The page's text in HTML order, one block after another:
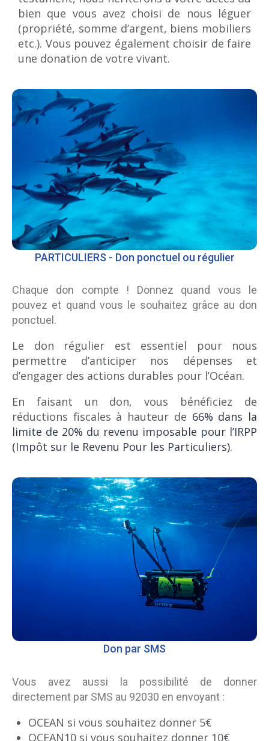
bien que vous avez choisi de nous léguer
(propriété, somme d’argent, biens mobiliers
etc.). Vous pouvez également choisir de faire
une donation de votre vivant.
PARTICULIERS - Don ponctuel ou régulier
Chaque don compte ! Donnez quand vous le
pouvez et quand vous le souhaitez grâce au don
ponctuel.
Le don régulier est essentiel pour nous
permettre d’anticiper nos dépenses et
d’engager des actions durables pour l’Océan.
En faisant un don, vous bénéficiez de
réductions fiscales à hauteur de 66% dans la
limite de 20% du revenu imposable pour l’IRPP
(Impôt sur le Revenu Pour les Particuliers).
Don par SMS
Vous avez aussi la possibilité de donner
directement par SMS au 92030 en envoyant :
OCEAN si vous souhaitez donner 5€
OCEAN10 si vous souhaitez donner 10€